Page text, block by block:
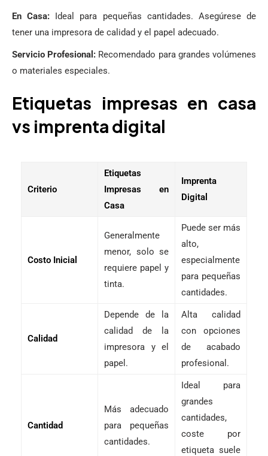
En Casa: Ideal para pequeñas cantidades. Asegúrese de
tener una impresora de calidad y el papel adecuado.
Servicio Profesional: Recomendado para grandes volúmenes
o materiales especiales.
Etiquetas impresas en casa
vs imprenta digital
Criterio
Etiquetas
Impresas en
Casa
Imprenta
Digital
Costo Inicial
Generalmente
menor, solo se
requiere papel y
tinta.
Puede ser más
alto,
especialmente
para pequeñas
cantidades.
Calidad
Depende de la
calidad de la
impresora y el
papel.
Alta calidad
con opciones
de acabado
profesional.
Cantidad
Más adecuado
para pequeñas
cantidades.
Ideal para
grandes
cantidades,
coste por
etiqueta suele